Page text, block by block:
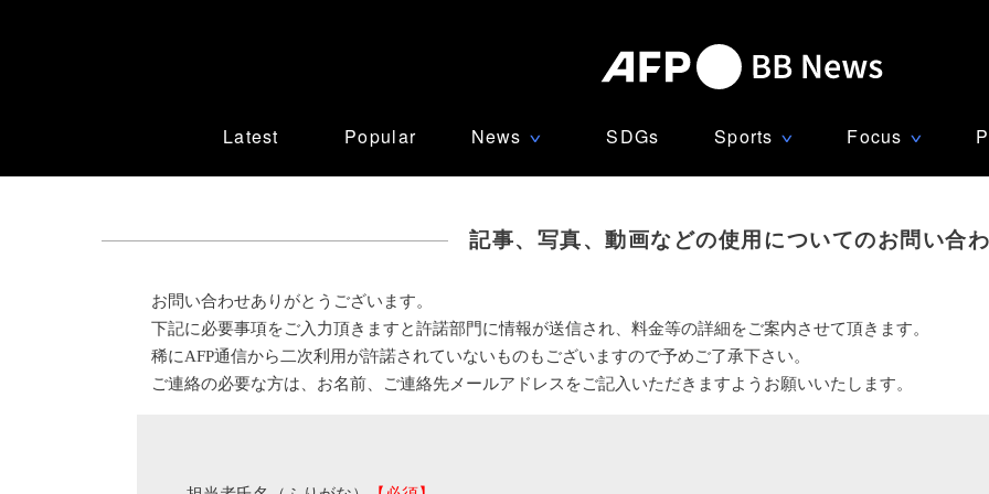
Latest Popular News ∨ SDGs Sports ∨ Focus ∨
記事、写真、動画などの使用についてのお問い合
お問い合わせありがとうございます。
下記に必要事項をご入力頂きますと許諾部門に情報が送信され、料金等の詳細をご案内させて頂きます。
稀にAFP通信から二次利用が許諾されていないものもございますので予めご了承下さい。
ご連絡の必要な方は、お名前、ご連絡先メールアドレスをご記入いただきますようお願いいたします。